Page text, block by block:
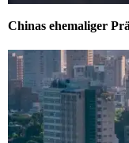
Chinas ehemaliger